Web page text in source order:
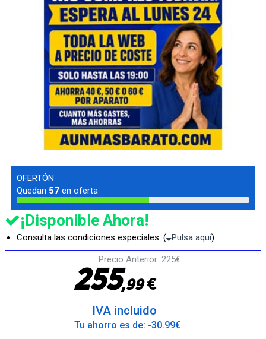
OFERTÓN
Quedan 57 en oferta
¡Disponible Ahora!
Consulta las condiciones especiales: ( Pulsa aquí)
Precio Anterior: 225€
255,99€
IVA incluido
Tu ahorro es de: -30.99€